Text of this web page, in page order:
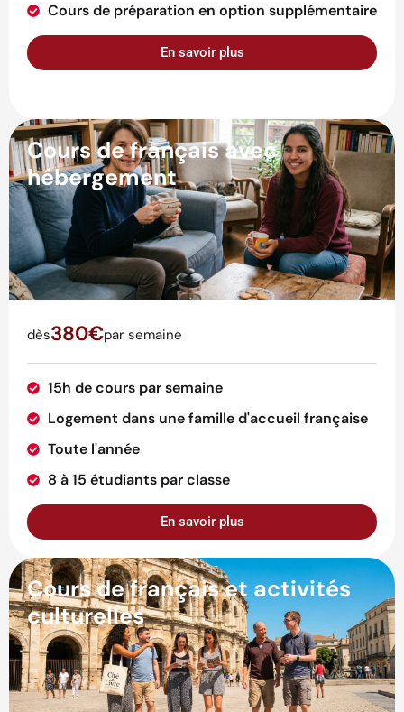
Cours de préparation en option supplémentaire
En savoir plus
Cours de français avec
hébergement
dès380€par semaine
15h de cours par semaine
Logement dans une famille d'accueil française
Toute l'année
8 à 15 étudiants par classe
En savoir plus
Cours de français et activités
culturelles